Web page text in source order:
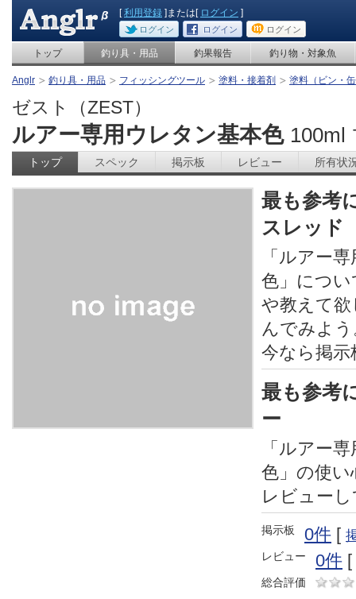
[利用登録 ]または[ ログイン ]
ログイン ログイン ログイン
トップ 釣り具・用品 釣果報告 釣り物・対象魚
Anglr 釣り具・用品 フィッシングツール 塗料・接着剤 塗料（ビン・
ゼスト（ZEST）
ルアー専用ウレタン基本色 100ml
トップ スペック 掲示板 レビュー 所有状
最も参考
スレッド
「ルアー
色」につ
や教えて
んでみよ
今なら掲示
最も参考
ー
「ルアー
色」の使
レビュー
掲示板 0件 [
レビュー 0件 [
総合評価